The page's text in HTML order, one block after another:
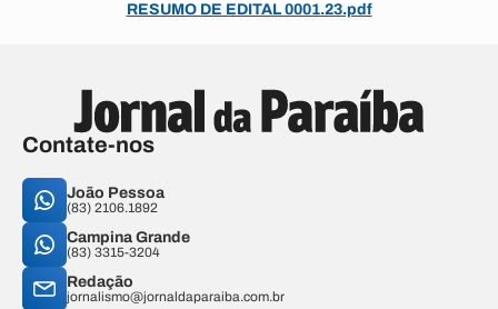
RESUMO DE EDITAL 0001.23.pdf
Contate-nos
João Pessoa
(83) 2106.1892
Campina Grande
(83) 3315-3204
Redação
jornalismo@jornaldaparaiba.com.br